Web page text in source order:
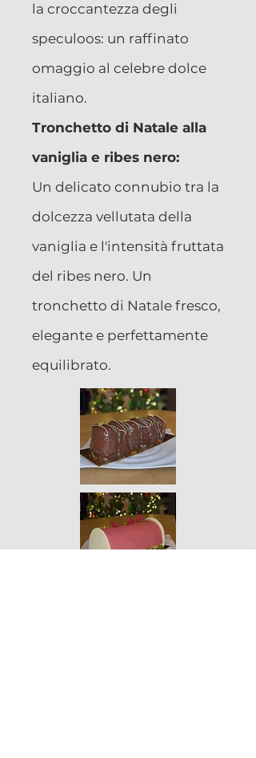
la croccantezza degli
speculoos: un raffinato
omaggio al celebre dolce
italiano.
Tronchetto di Natale alla
vaniglia e ribes nero:
Un delicato connubio tra la
dolcezza vellutata della
vaniglia e l'intensità fruttata
del ribes nero. Un
tronchetto di Natale fresco,
elegante e perfettamente
equilibrato.